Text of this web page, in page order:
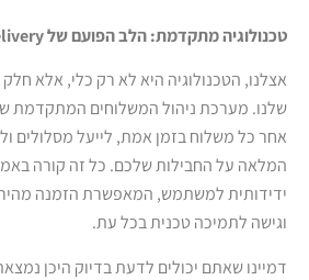
טכנולוגיה מתקדמת: הלב הפועם שלTop Delivery
שלנו. מערכת ניהול המשלוחים המתקדמת
אחר כל משלוח בזמן אמת, לייעל מסלולים
המלאה על החבילות שלכם. כל זה קורה
ידידותית למשתמש, המאפשרת הזמנה
וגישה לתמיכה טכנית בכל עת.
דמיינו שאתם יכולים לדעת בדיוק היכן